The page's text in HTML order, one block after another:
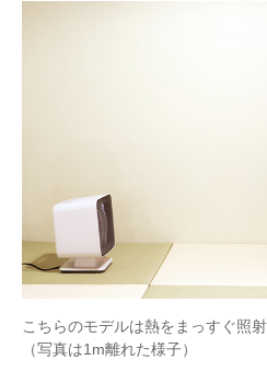
こちらのモデルは熱をまっすぐ照
（写真は1m離れた様子）